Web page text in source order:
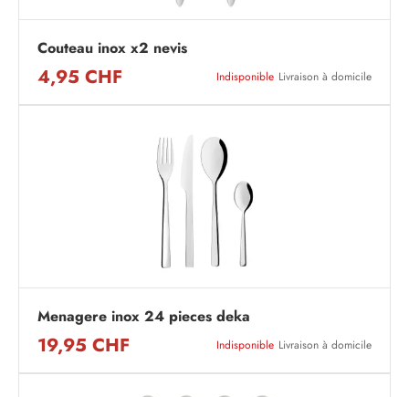
Couteau inox x2 nevis
4,95 CHF Indisponible Livraison à domicile
Menagere inox 24 pieces deka
19,95 CHF Indisponible Livraison à domicile